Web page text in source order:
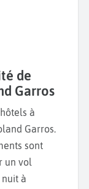
de
Garros
à
Garros.
sont
un vol
à